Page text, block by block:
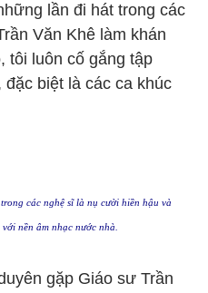
lần đi hát trong các
Văn Khê làm khán
tôi luôn cố gắng tập
biệt là các ca khúc
các nghệ sĩ là nụ cười hiền hậu và
nền âm nhạc nước nhà.
gặp Giáo sư Trần